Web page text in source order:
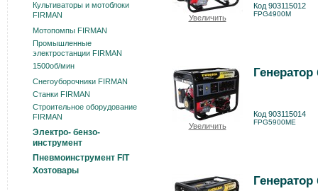
Увеличить
Код 903115012
FPG4900M
Увеличить
Код 903115014
FPG5900ME
Культиваторы и мотоблоки
FIRMAN
Мотопомпы FIRMAN
Промышленные
электростанции FIRMAN
1500об/мин
Снегоуборочники FIRMAN
Станки FIRMAN
Строительное оборудование
FIRMAN
Электро- бензо-
инструмент
Пневмоинструмент FIT
Хозтовары